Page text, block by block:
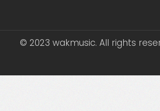
© 2023 wakmusic. All rights